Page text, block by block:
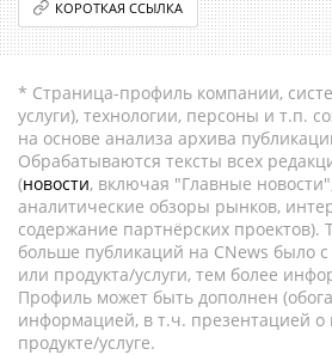
КОРОТКАЯ ССЫЛКА
* Страница-профиль компании,
услуги), технологии, персоны и т.п.
на основе анализа архива
Обрабатываются тексты всех
(новости, включая "Главные
аналитические обзоры рынков,
содержание партнёрских проектов).
больше публикаций на CNews было
или продукта/услуги, тем более
Профиль может быть дополнен
информацией, в т.ч. презентацией
продукте/услуге.